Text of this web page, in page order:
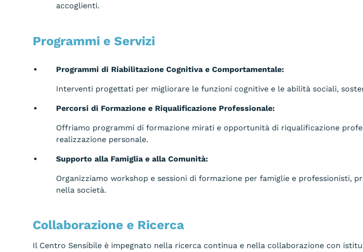
accoglienti.
Programmi e Servizi
Programmi di Riabilitazione Cognitiva e Comportamentale:
Interventi progettati per migliorare le funzioni cognitive e le abilità sociali,
Percorsi di Formazione e Riqualificazione Professionale:
Offriamo programmi di formazione mirati e opportunità di riqualificazione
realizzazione personale.
Supporto alla Famiglia e alla Comunità:
Organizziamo workshop e sessioni di formazione per famiglie e professionisti,
nella società.
Collaborazione e Ricerca
Il Centro Sensibile è impegnato nella ricerca continua e nella collaborazione con